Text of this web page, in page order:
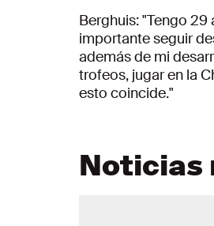
Berghuis: "Tengo 29
importante seguir
además de mi
trofeos, jugar en la
esto coincide."
Noticias